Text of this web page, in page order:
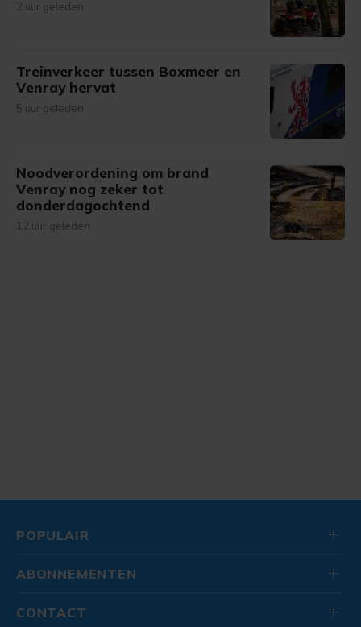
2 uur geleden
Treinverkeer tussen Boxmeer en
Venray hervat
5 uur geleden
Noodverordening om brand
Venray nog zeker tot
donderdagochtend
12 uur geleden
POPULAIR
ABONNEMENTEN
CONTACT